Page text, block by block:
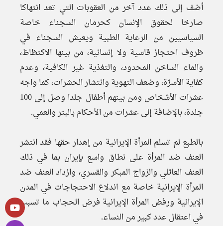
أضف إلى ذلك عدد آخر من العقوبات التي تعد انتهاكا
صارخا لحقوق الإنسان كحرمان السجناء خاصة
السياسيين من الرعاية الطبية ويعيش السجناء في
ظروف احتجاز قاسية ولا إنسانية، من بينها الاكتظاظ،
والماء الساخن المحدود، والتغذية غير الكافية، وعدم
كفاية الأسرّة، وضعف التهوية وانتشار الحشرات، كما واجه
عشرات الأشخاص ومن بينهم أطفال جلدا وصل إلى 100
جلدة، بالإضافة إلى عشرات من الأحكام بالبتر والعمي.
بالطبع لم تسلم المرأة الإيرانية من إهدار حقها فقد انتشر
العنف ضد المرأة على نطاق واسع بإيران بما في ذلك
العنف العائلي والزواج المبكر والقسري، وازداد العنف ضد
المرأة الإيرانية خاصة مع اندلاع الاحتجاجات في المدن
الإيرانية ورفض المرأة الإيرانية فرض الحجاب ما تسبب
في اعتقال عدد كبير من النساء.